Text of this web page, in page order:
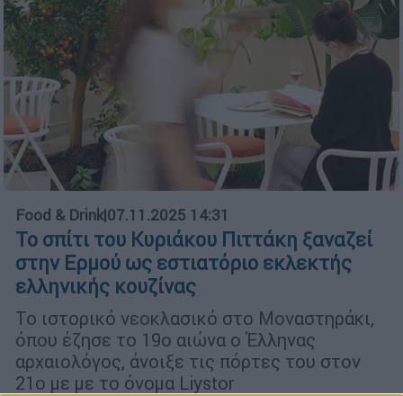
Food & Drink|07.11.2025 14:31
Το σπίτι του Κυριάκου Πιττάκη ξαναζεί
στην Ερμού ως εστιατόριο εκλεκτής
ελληνικής κουζίνας
To ιστορικό νεοκλασικό στο Μοναστηράκι,
όπου έζησε το 19ο αιώνα ο Έλληνας
αρχαιολόγος, άνοιξε τις πόρτες του στον
21ο με με το όνομα Liystor